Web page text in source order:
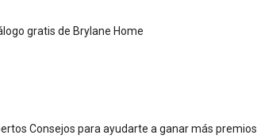
gratis de Brylane Home
Consejos para ayudarte a ganar más premios